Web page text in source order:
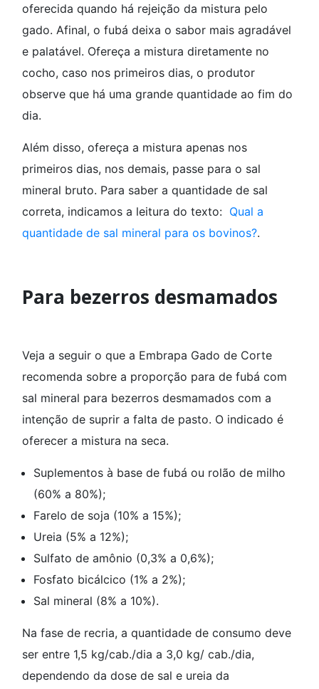
oferecida quando há rejeição da mistura pelo
gado. Afinal, o fubá deixa o sabor mais agradável
e palatável. Ofereça a mistura diretamente no
cocho, caso nos primeiros dias, o produtor
observe que há uma grande quantidade ao fim do
dia.
Além disso, ofereça a mistura apenas nos
primeiros dias, nos demais, passe para o sal
mineral bruto. Para saber a quantidade de sal
correta, indicamos a leitura do texto: Qual a
quantidade de sal mineral para os bovinos?.
Para bezerros desmamados
Veja a seguir o que a Embrapa Gado de Corte
recomenda sobre a proporção para de fubá com
sal mineral para bezerros desmamados com a
intenção de suprir a falta de pasto. O indicado é
oferecer a mistura na seca.
Suplementos à base de fubá ou rolão de milho
(60% a 80%);
Farelo de soja (10% a 15%);
Ureia (5% a 12%);
Sulfato de amônio (0,3% a 0,6%);
Fosfato bicálcico (1% a 2%);
Sal mineral (8% a 10%).
Na fase de recria, a quantidade de consumo deve
ser entre 1,5 kg/cab./dia a 3,0 kg/ cab./dia,
dependendo da dose de sal e ureia da